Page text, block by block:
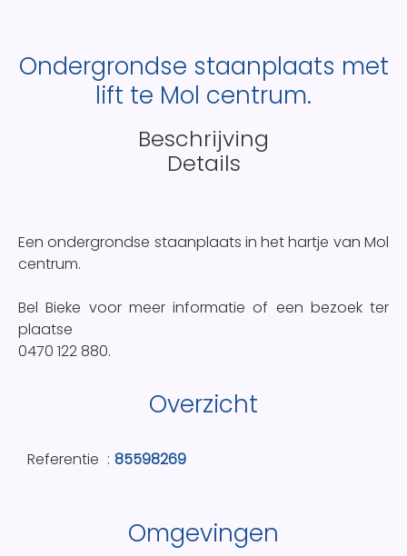
Ondergrondse staanplaats met
lift te Mol centrum.
Beschrijving
Details
Een ondergrondse staanplaats in het hartje van Mol
centrum.
Bel Bieke voor meer informatie of een bezoek ter
plaatse
0470 122 880.
Overzicht
Referentie 85598269
Omgevingen